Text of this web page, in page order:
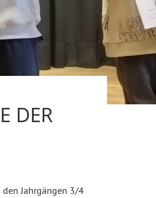
DER
Jahrgängen 3/4